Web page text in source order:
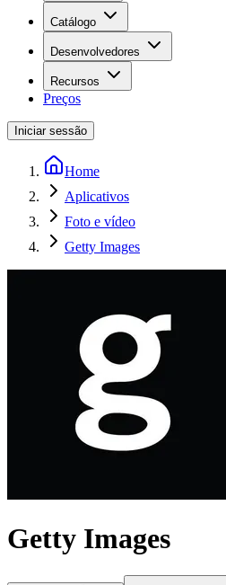
Catálogo
Desenvolvedores
Recursos
Preços
Iniciar sessão
Home
Aplicativos
Foto e vídeo
Getty Images
Getty Images